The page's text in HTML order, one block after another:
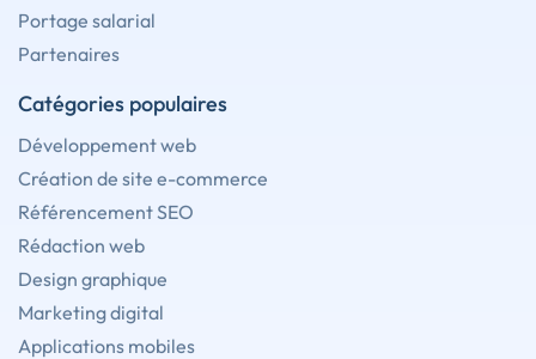
Portage salarial
Partenaires
Catégories populaires
Développement web
Création de site e-commerce
Référencement SEO
Rédaction web
Design graphique
Marketing digital
Applications mobiles